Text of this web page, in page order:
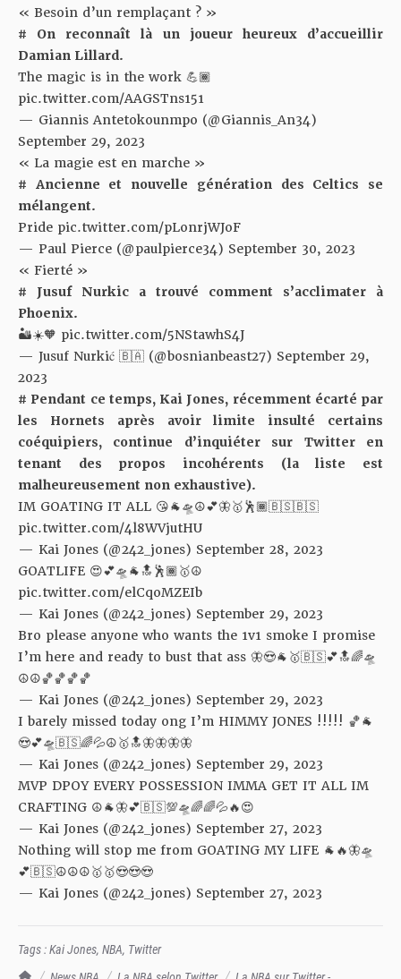
TrashTalk Actu NBA
« Besoin d’un remplaçant ? »
# On reconnaît là un joueur heureux d’accueillir
Damian Lillard.
The magic is in the work 💪🏾
pic.twitter.com/AAGSTns151
— Giannis Antetokounmpo (@Giannis_An34)
September 29, 2023
« La magie est en marche »
# Ancienne et nouvelle génération des Celtics se
mélangent.
Pride pic.twitter.com/pLonrjWJoF
— Paul Pierce (@paulpierce34) September 30, 2023
« Fierté »
# Jusuf Nurkic a trouvé comment s’acclimater à
Phoenix.
🏜️☀️🧡 pic.twitter.com/5NStawhS4J
— Jusuf Nurkić 🇧🇦 (@bosnianbeast27) September 29,
2023
# Pendant ce temps, Kai Jones, récemment écarté par
les Hornets après avoirlimite insulté certains
coéquipiers, continue d’inquiéter sur Twitter en
tenant des propos incohérents (la liste est
malheureusement non exhaustive).
IM GOATING IT ALL 😘🐐🛸☮️💕🦋🥇🕺🏾🇧🇸🇧🇸
pic.twitter.com/4l8WVjutHU
— Kai Jones (@242_jones) September 28, 2023
GOATLIFE 😍💕🛸🐐🔝🕺🏾🥇☮️
pic.twitter.com/elCqoMZEIb
— Kai Jones (@242_jones) September 29, 2023
Bro please anyone who wants the 1v1 smoke I promise
I’m here and ready to bust that ass 🦋😍🐐🥇🇧🇸💕🔝🌈🛸
☮️☮️🏀🏀🏀🏀
— Kai Jones (@242_jones) September 29, 2023
I barely missed today ong I’m HIMMY JONES !!!!! 🏀🐐
😍💕🛸🇧🇸🌈💦☮️🥇🔝🦋🦋🦋🦋
— Kai Jones (@242_jones) September 29, 2023
MVP DPOY EVERY POSSESSION IMMA GET IT ALL IM
CRAFTING ☮️🐐🦋💕🇧🇸💯🛸🌈🌈💦🔥😍
— Kai Jones (@242_jones) September 27, 2023
Nothing will stop me from GOATING MY LIFE 🐐🔥🦋🛸
💕🇧🇸☮️☮️☮️🥇🥇😍😍😍
— Kai Jones (@242_jones) September 27, 2023
Tags :Kai Jones, NBA, Twitter